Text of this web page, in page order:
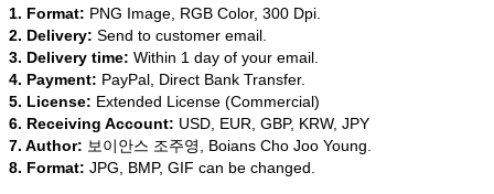
1. Format: PNG Image, RGB Color, 300 Dpi.
2. Delivery: Send to customer email.
3. Delivery time: Within 1 day of your email.
4. Payment: PayPal, Direct Bank Transfer.
5. License: Extended License (Commercial)
6. Receiving Account: USD, EUR, GBP, KRW, JPY
7. Author: 보이안스 조주영, Boians Cho Joo Young.
8. Format: JPG, BMP, GIF can be changed.